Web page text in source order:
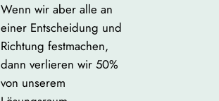
Wenn wir aber alle an
einer Entscheidung und
Richtung festmachen,
dann verlieren wir 50%
von unserem